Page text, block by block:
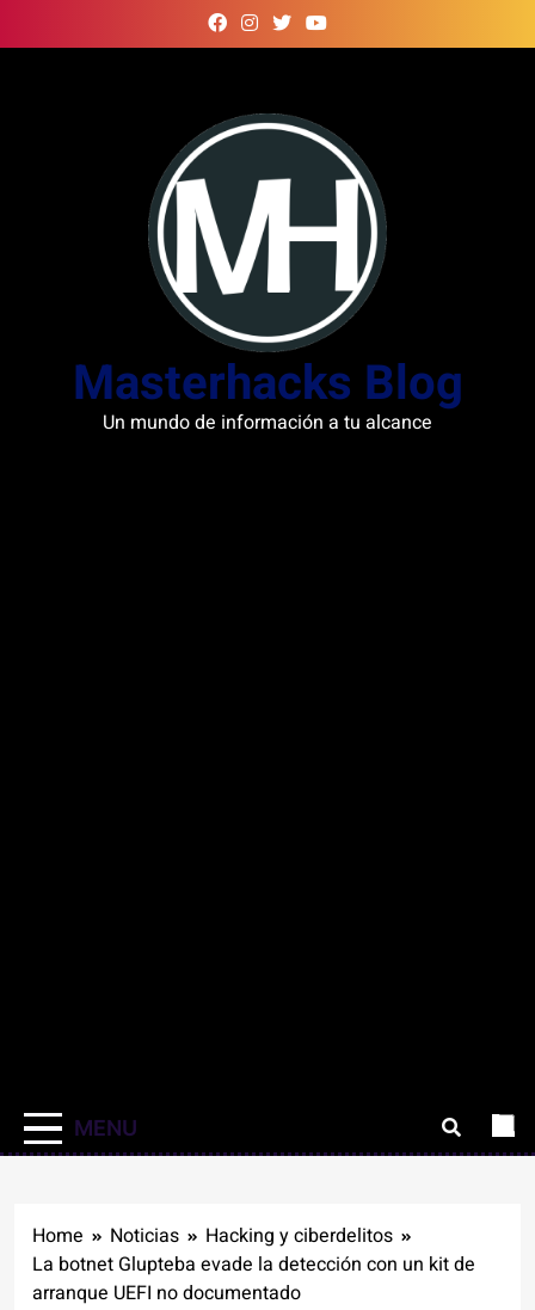
to
Masterhacks Blog
Un mundo de información a tu alcance
MENU
Home Noticias
Hacking y ciberdelitos
La botnet Glupteba evade la detección con un kit de
arranque UEFI no documentado